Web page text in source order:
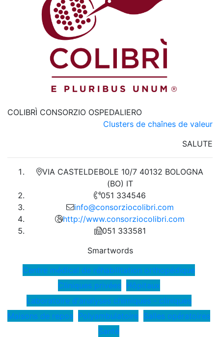
COLIBRÌ CONSORZIO OSPEDALIERO
Clusters de chaînes de valeur
SALUTE
VIA CASTELDEBOLE 10/7 40132 BOLOGNA
(BO) IT
051 334546
info@consorziocolibri.com
http://www.consorziocolibri.com
051 333581
Smartwords
Centre médical de réhabilitation orthopédique
Cliniques privées Hôpitaux
Laboratoire d'analyses chimiques - cliniques
Maisons de repos Polyambulatoire Salles opératoires
Santé